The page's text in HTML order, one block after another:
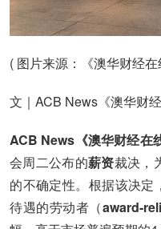
( 图片来源：《澳华财经在
文｜ACB News《澳华财
ACB News《澳华财经在
会周二公布的薪资裁决，
的不确定性。根据该决
待遇的劳动者（award-